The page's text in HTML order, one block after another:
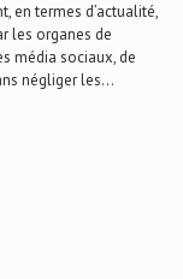
en termes d’actualité,
les organes de
média sociaux, de
négliger les...